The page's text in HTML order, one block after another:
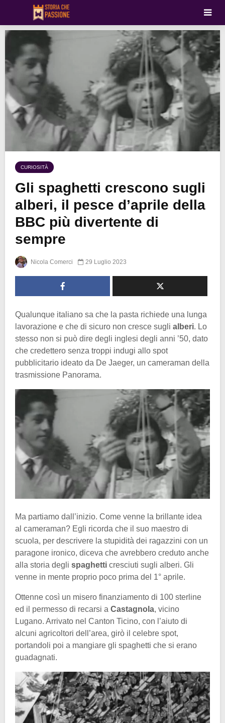
CURIOSITÀ
Gli spaghetti crescono sugli
alberi, il pesce d’aprile della
BBC più divertente di
sempre
Nicola Comerci 29 Luglio 2023
Qualunque italiano sa che la pasta richiede una lunga
lavorazione e che di sicuro non cresce sugli alberi. Lo
stesso non si può dire degli inglesi degli anni ’50, dato
che credettero senza troppi indugi allo spot
pubblicitario ideato da De Jaeger, un cameraman della
trasmissione Panorama.
Ma partiamo dall’inizio. Come venne la brillante idea
al cameraman? Egli ricorda che il suo maestro di
scuola, per descrivere la stupidità dei ragazzini con un
paragone ironico, diceva che avrebbero creduto anche
alla storia degli spaghetti cresciuti sugli alberi. Gli
venne in mente proprio poco prima del 1° aprile.
Ottenne così un misero finanziamento di 100 sterline
ed il permesso di recarsi a Castagnola, vicino
Lugano. Arrivato nel Canton Ticino, con l’aiuto di
alcuni agricoltori dell’area, girò il celebre spot,
portandoli poi a mangiare gli spaghetti che si erano
guadagnati.